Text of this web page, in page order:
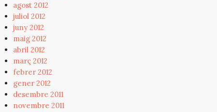
agost 2012
juliol 2012
juny 2012
maig 2012
abril 2012
març 2012
febrer 2012
gener 2012
desembre 2011
novembre 2011